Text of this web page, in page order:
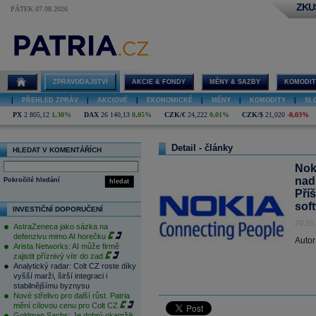
PÁTEK 07.08.2026
ZPRAVODAJSTVÍ AKCIE & FONDY MĚNY & SAZBY
PŘEHLED ZPRÁV AKCIOVÉ EKONOMICKÉ MĚNY KOMODITY
PX 2 805,12 1,30% DAX 26 140,13 0,05% CZK/€ 24,222 0,01% CZK/$ 21,020 -0,03%
HLEDAT V KOMENTÁŘÍCH
hledat
Pokročilé hledání
INVESTIČNÍ DOPORUČENÍ
AstraZeneca jako sázka na
defenzivu mimo AI horečku
Arista Networks: AI může firmě
zajistit příznivý vítr do zad
Analytický radar: Colt CZ roste díky
vyšší marži, širší integraci i
stabilnějšímu byznysu
Nové střelivo pro další růst. Patria
mění cílovou cenu pro Colt CZ
Detail - články